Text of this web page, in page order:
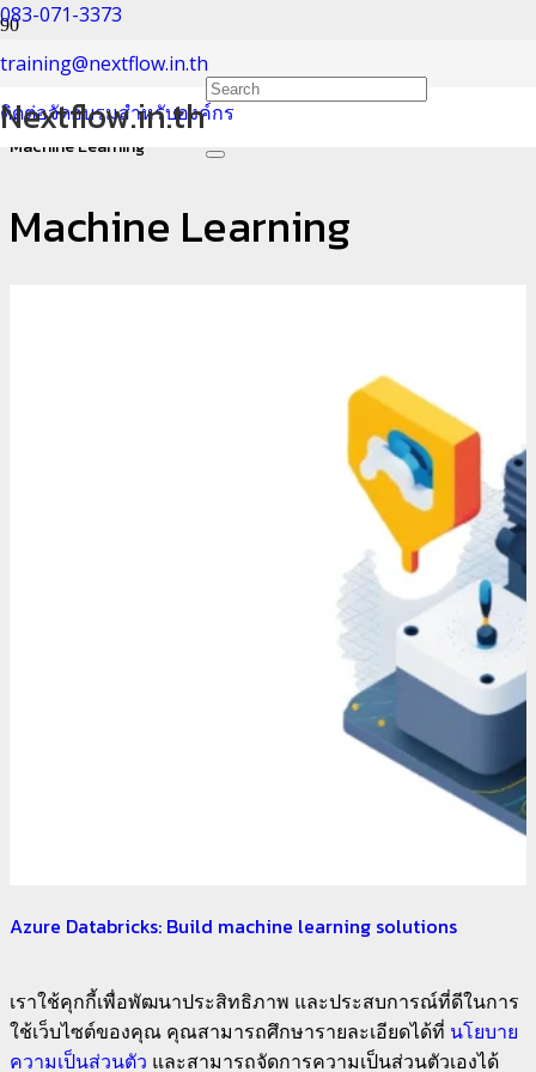
083-071-3373
training@nextflow.in.th
ติดต่อจัดอบรมสำหรับองค์กร
Nextflow.in.th
Machine Learning
Home
Machine Learning
Machine Learning
Azure Databricks: Build machine learning solutions
เราใช้คุกกี้เพื่อพัฒนาประสิทธิภาพ และประสบการณ์ที่ดีในการ
ใช้เว็บไซต์ของคุณ คุณสามารถศึกษารายละเอียดได้ที่ นโยบาย
ความเป็นส่วนตัว และสามารถจัดการความเป็นส่วนตัวเองได้